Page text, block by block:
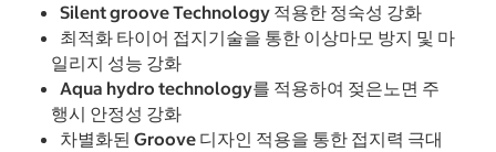
Silent groove Technology 적용한 정숙성 강화
최적화 타이어 접지기술을 통한 이상마모 방지 및 마
일리지 성능 강화
Aqua hydro technology를 적용하여 젖은노면 주
행시 안정성 강화
차별화된 Groove 디자인 적용을 통한 접지력 극대